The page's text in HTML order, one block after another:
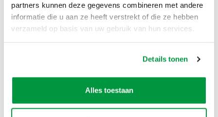
partners kunnen deze gegevens combineren met andere
informatie die u aan ze heeft verstrekt of die ze hebben
verzameld op basis van uw gebruik van hun services.
Details tonen
Alles toestaan
De opblaaspop bankzitter zelf in een transport
zak
Scheer/spanlijnen,
Eenvoudig te vervoeren!
De opblaaspop man past (zonder lucht) in elke
auto. Zelfs in een Smart is dit geen probleem.